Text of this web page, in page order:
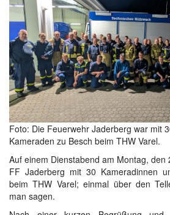
Foto: Die Feuerwehr Jaderberg war mit
Kameraden zu Besch beim THW Varel.
Auf einem Dienstabend am Montag, den
FF Jaderberg mit 30 Kameradinnen
beim THW Varel; einmal über den
man sagen.